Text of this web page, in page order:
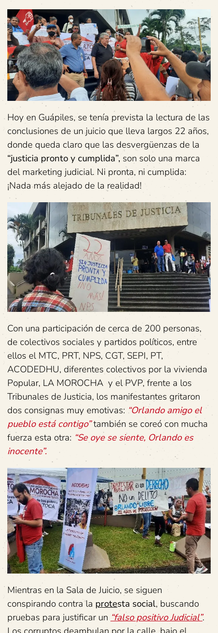
Hoy en Guápiles, se tenía prevista la lectura de las
conclusiones de un juicio que lleva largos 22 años,
donde queda claro que las desvergüenzas de la
“justicia pronto y cumplida”, son solo una marca
del marketing judicial. Ni pronta, ni cumplida:
¡Nada más alejado de la realidad!
Con una participación de cerca de 200 personas,
de colectivos sociales y partidos políticos, entre
ellos el MTC, PRT, NPS, CGT, SEPI, PT,
ACODEDHU, diferentes colectivos por la vivienda
Popular, LA MOROCHA y el PVP, frente a los
Tribunales de Justicia, los manifestantes gritaron
dos consignas muy emotivas: “Orlando amigo el
pueblo está contigo”también se coreó con mucha
fuerza esta otra: “Se oye se siente, Orlando es
inocente”.
Mientras en la Sala de Juicio, se siguen
conspirando contra la protesta social, buscando
pruebas para justificar un “falso positivo Judicial”.